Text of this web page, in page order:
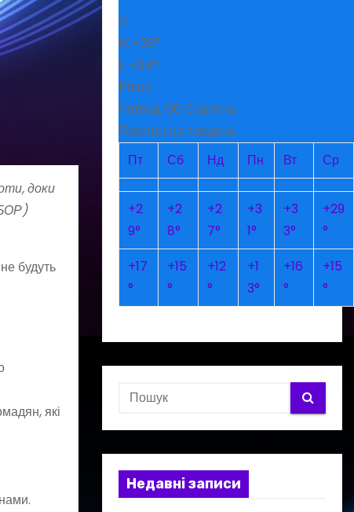
доки
будуть
які
C
H: +39°
L: +24°
Рівне
Четвер, 06 Серпень
Прогноз на тиждень
Пт
Сб Нд Пн Вт Ср
+2
9°
+2
8°
+2
7°
+3
1°
+3
3°
+29
°
+17
°
+15
°
+12
°
+1
3°
+16
°
+15
°
Недавні записи